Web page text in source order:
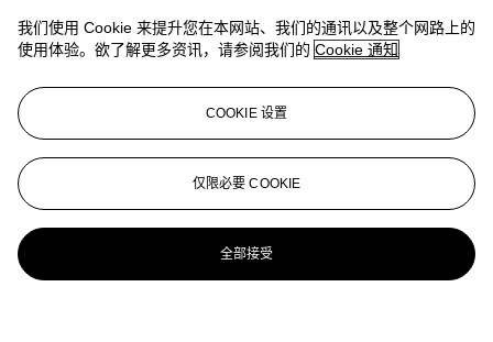
拍品专文
Eric Mouchet has confirmed the authenticity of this work.
更多来自印象派及现代艺术纸上作品
查看全部
查看全部
我们使用 Cookie 来提升您在本网站、我们的通讯以及整个网路上的
使用体验。欲了解更多资讯，请参阅我们的 Cookie 通知
COOKIE 设置
仅限必要 COOKIE
全部接受